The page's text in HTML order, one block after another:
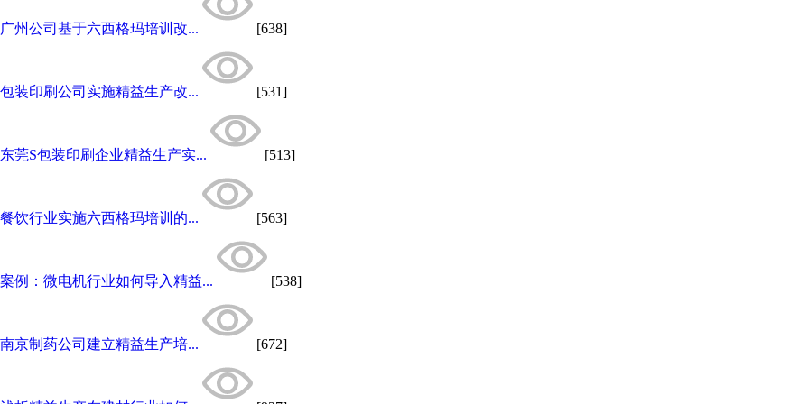
广州公司基于六西格玛培训改... [638]
包装印刷公司实施精益生产改... [531]
东莞S包装印刷企业精益生产实... [513]
餐饮行业实施六西格玛培训的... [563]
案例：微电机行业如何导入精益... [538]
南京制药公司建立精益生产培... [672]